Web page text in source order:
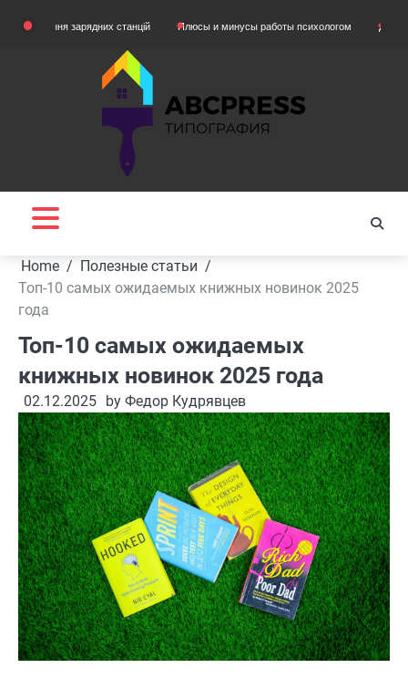
зарядних станцій Плюсы и минусы работы психологом Домашняя
Home
Полезные статьи
Топ-10 самых ожидаемых книжных новинок 2025
года
Топ-10 самых ожидаемых
книжных новинок 2025 года
02.12.2025 by Федор Кудрявцев